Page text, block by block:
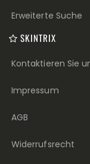
Erweiterte Suche
SKINTRIX
Kontaktieren Sie
Impressum
AGB
Widerrufsrecht